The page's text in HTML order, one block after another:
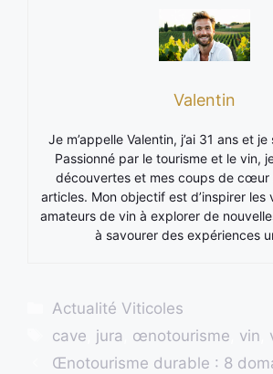
Valentin
Je m’appelle Valentin, j’ai 31 ans et
Passionné par le tourisme et le vin,
découvertes et mes coups de cœur
articles. Mon objectif est d’inspirer les
amateurs de vin à explorer de
à savourer des expériences
Catégories
Actualité Viticoles
Étiquettes
cave jura œnotourisme vin
Œnotourisme durable : 8